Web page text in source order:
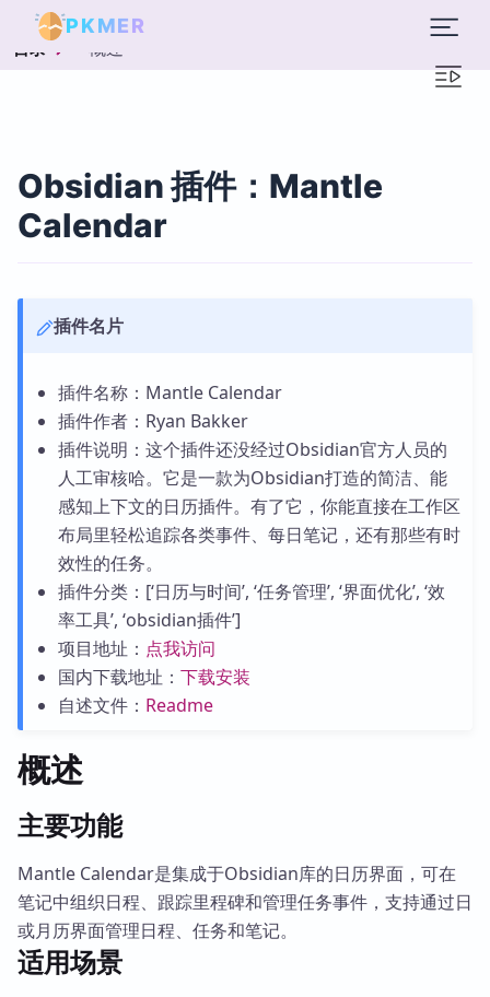
PKMER
目录 概述
Obsidian 插件：Mantle
Calendar
插件名片
插件名称：Mantle Calendar
插件作者：Ryan Bakker
插件说明：这个插件还没经过Obsidian官方人员的
人工审核哈。它是一款为Obsidian打造的简洁、能
感知上下文的日历插件。有了它，你能直接在工作区
布局里轻松追踪各类事件、每日笔记，还有那些有时
效性的任务。
插件分类：[‘日历与时间’, ‘任务管理’, ‘界面优化’, ‘效
率工具’, ‘obsidian插件’]
项目地址： 点我访问
国内下载地址： 下载安装
自述文件： Readme
概述
主要功能
Mantle Calendar是集成于Obsidian库的日历界面，可在
笔记中组织日程、跟踪里程碑和管理任务事件，支持通过日
或月历界面管理日程、任务和笔记。
适用场景